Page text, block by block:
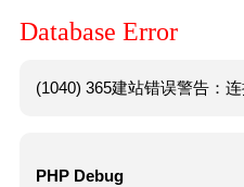
Database Error
(1040) 365建站错误警告：
PHP Debug